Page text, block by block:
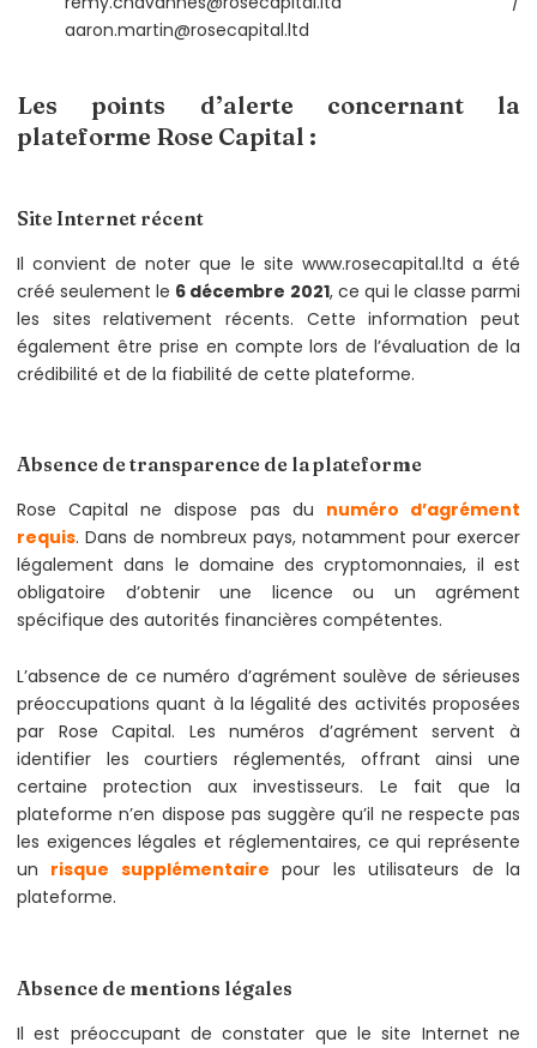
aaron.martin@rosecapital.ltd
Les points d’alerte concernant la
plateforme Rose Capital :
Site Internet récent
Il convient de noter que le site www.rosecapital.ltd a été
créé seulement le 6 décembre 2021, ce qui le classe parmi
les sites relativement récents. Cette information peut
également être prise en compte lors de l’évaluation de la
crédibilité et de la fiabilité de cette plateforme.
Absence de transparence de la plateforme
Rose Capital ne dispose pas du numéro d’agrément
requis. Dans de nombreux pays, notamment pour exercer
légalement dans le domaine des cryptomonnaies, il est
obligatoire d’obtenir une licence ou un agrément
spécifique des autorités financières compétentes.
L’absence de ce numéro d’agrément soulève de sérieuses
préoccupations quant à la légalité des activités proposées
par Rose Capital. Les numéros d’agrément servent à
identifier les courtiers réglementés, offrant ainsi une
certaine protection aux investisseurs. Le fait que la
plateforme n’en dispose pas suggère qu’il ne respecte pas
les exigences légales et réglementaires, ce qui représente
un risque supplémentaire pour les utilisateurs de la
plateforme.
Absence de mentions légales
Il est préoccupant de constater que le site Internet ne